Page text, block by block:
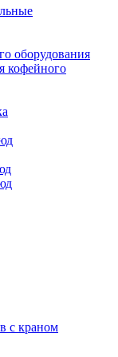
оборудования
кофейного
с краном